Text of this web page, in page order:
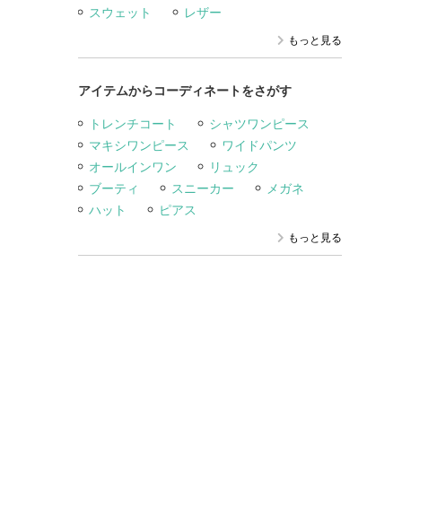
スウェット
レザー
もっと見る
アイテムからコーディネートをさがす
トレンチコート
シャツワンピース
マキシワンピース
ワイドパンツ
オールインワン
リュック
ブーティ
スニーカー
メガネ
ハット
ピアス
もっと見る